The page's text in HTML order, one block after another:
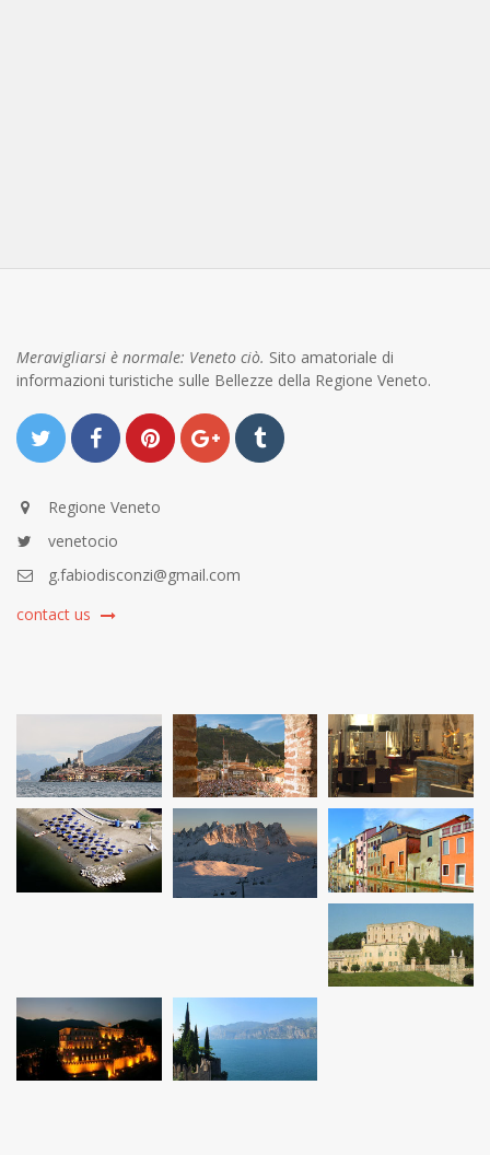
Meravigliarsi è normale: Veneto ciò. Sito amatoriale di
informazioni turistiche sulle Bellezze della Regione Veneto.
Regione Veneto
venetocio
g.fabiodisconzi@gmail.com
contact us